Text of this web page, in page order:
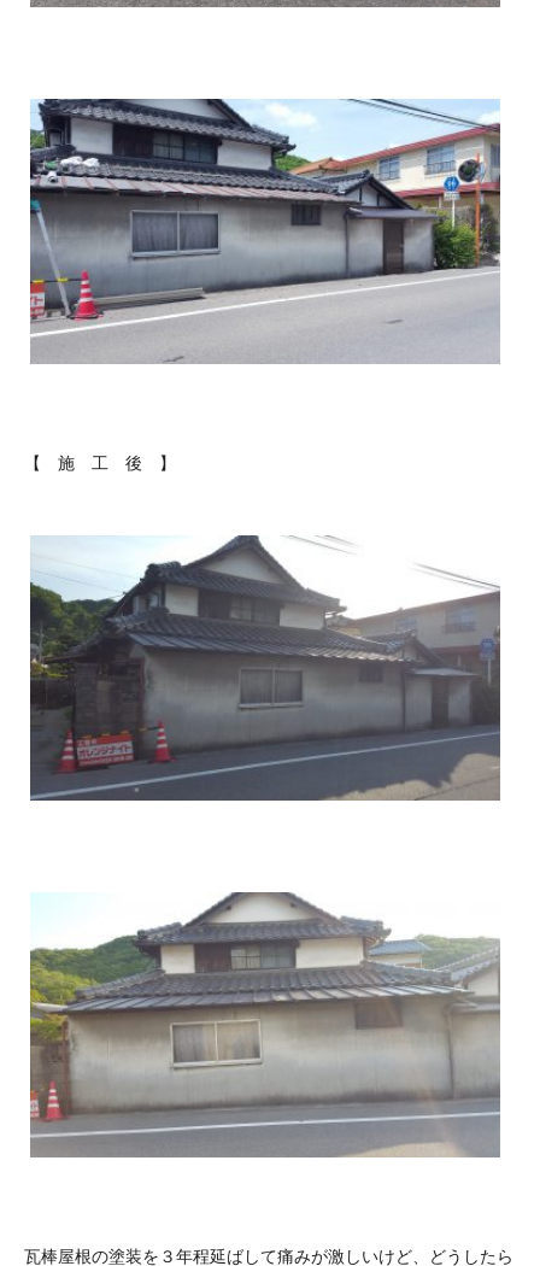
【 施 工 後 】
瓦棒屋根の塗装を３年程延ばして痛みが激しいけど、どうしたら